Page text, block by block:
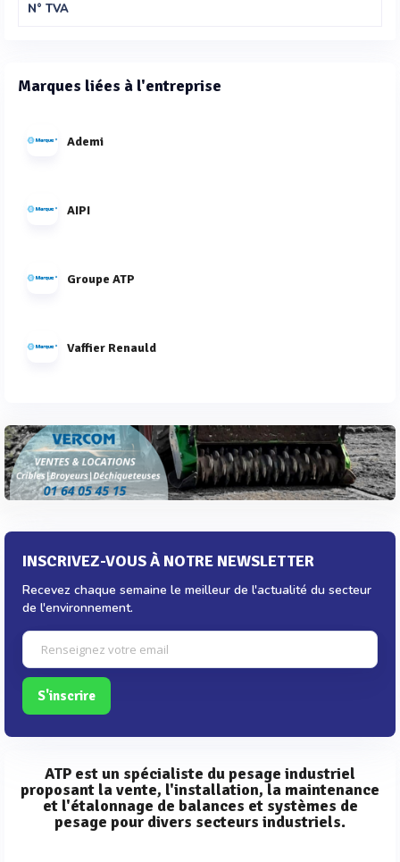
N° TVA
Marques liées à l'entreprise
Ademi
AIPI
Groupe ATP
Vaffier Renauld
INSCRIVEZ-VOUS À NOTRE NEWSLETTER
Recevez chaque semaine le meilleur de l'actualité du secteur
de l'environnement.
S'inscrire
ATP est un spécialiste du pesage industriel
proposant la vente, l'installation, la maintenance
et l'étalonnage de balances et systèmes de
pesage pour divers secteurs industriels.